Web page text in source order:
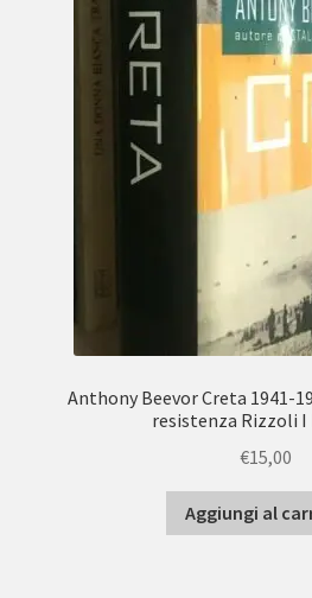
Anthony Beevor Creta 1941-
resistenza Rizzoli I
€15,00
Aggiungi al